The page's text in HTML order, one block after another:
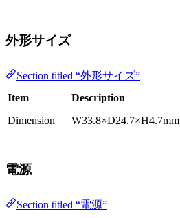
外形サイズ
Section titled “外形サイズ”
Item
Description
Dimension
W33.8×D24.7×H4.7mm
電源
Section titled “電源”